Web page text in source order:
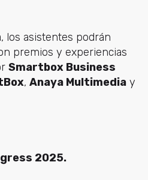
los asistentes podrán
premios y experiencias
Smartbox Business
, Anaya Multimediay
2025.